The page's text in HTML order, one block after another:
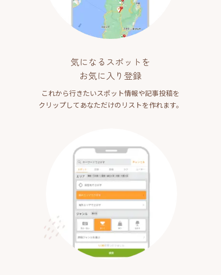
気になるスポットを
お気に入り登録
これから行きたいスポット情報や記事投稿を
クリップしてあなただけのリストを作れます。